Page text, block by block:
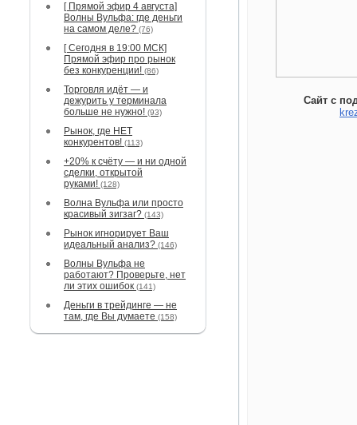
[ Прямой эфир 4 августа]
Волны Вульфа: где деньги
на самом деле? (76)
[ Сегодня в 19:00 МСК]
Прямой эфир про рынок
без конкуренции! (86)
Торговля идёт — и
дежурить у терминала
больше не нужно! (93)
Рынок, где НЕТ
конкурентов! (113)
+20% к счёту — и ни одной
сделки, открытой
руками! (128)
Волна Вульфа или просто
красивый зигзаг? (143)
Рынок игнорирует Ваш
идеальный анализ? (146)
Волны Вульфа не
работают? Проверьте, нет
ли этих ошибок (141)
Деньги в трейдинге — не
там, где Вы думаете (158)
Сайт с